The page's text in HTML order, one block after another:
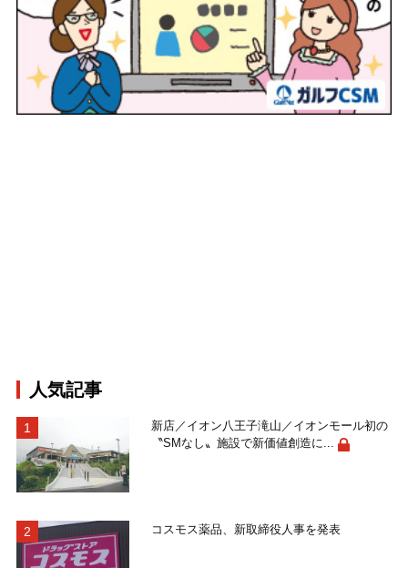
人気記事
新店／イオン八王子滝山／イオンモール初の
〝SMなし〟施設で新価値創造に...
コスモス薬品、新取締役人事を発表